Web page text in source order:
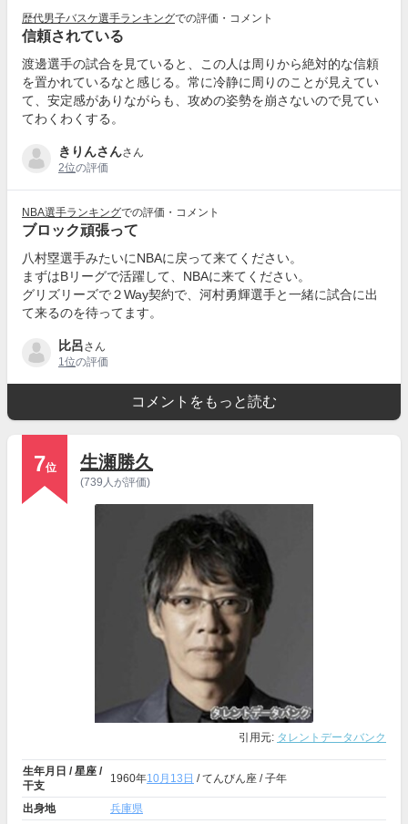
歴代男子バスケ選手ランキングでの評価・コメント
信頼されている
渡邊選手の試合を見ていると、この人は周りから絶対的な信頼
を置かれているなと感じる。常に冷静に周りのことが見えてい
て、安定感がありながらも、攻めの姿勢を崩さないので見てい
てわくわくする。
きりんさんさん
2位の評価
NBA選手ランキングでの評価・コメント
ブロック頑張って
八村塁選手みたいにNBAに戻って来てください。
まずはBリーグで活躍して、NBAに来てください。
グリズリーズで２Way契約で、河村勇輝選手と一緒に試合に出
て来るのを待ってます。
比呂さん
1位の評価
コメントをもっと読む
7位 生瀬勝久
(739人が評価)
引用元: タレントデータバンク
生年月日 / 星座 /
干支
1960年10月13日 / てんびん座 / 子年
出身地
兵庫県